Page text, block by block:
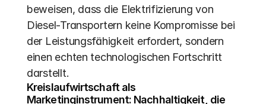
beweisen, dass die Elektrifizierung von
Diesel-Transportern keine Kompromisse bei
der Leistungsfähigkeit erfordert, sondern
einen echten technologischen Fortschritt
darstellt.
Kreislaufwirtschaft als
Marketinginstrument: Nachhaltigkeit, die